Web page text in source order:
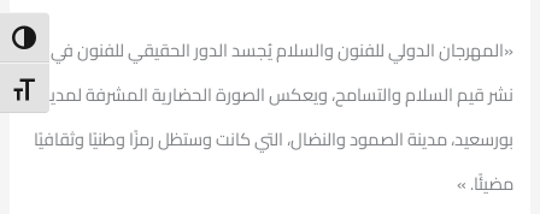
Size
«المهرجان الدولي للفنون والسلام يُجسد الدور الحقيقي للفنون في
نشر قيم السلام والتسامح، ويعكس الصورة الحضارية المشرفة لمدينة
بورسعيد، مدينة الصمود والنضال، التي كانت وستظل رمزًا وطنيًا وثقافيًا
مضيئًا. »